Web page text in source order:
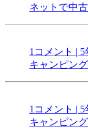
ネットで中
1コメント | 5
キャンピン
1コメント | 5
キャンピン